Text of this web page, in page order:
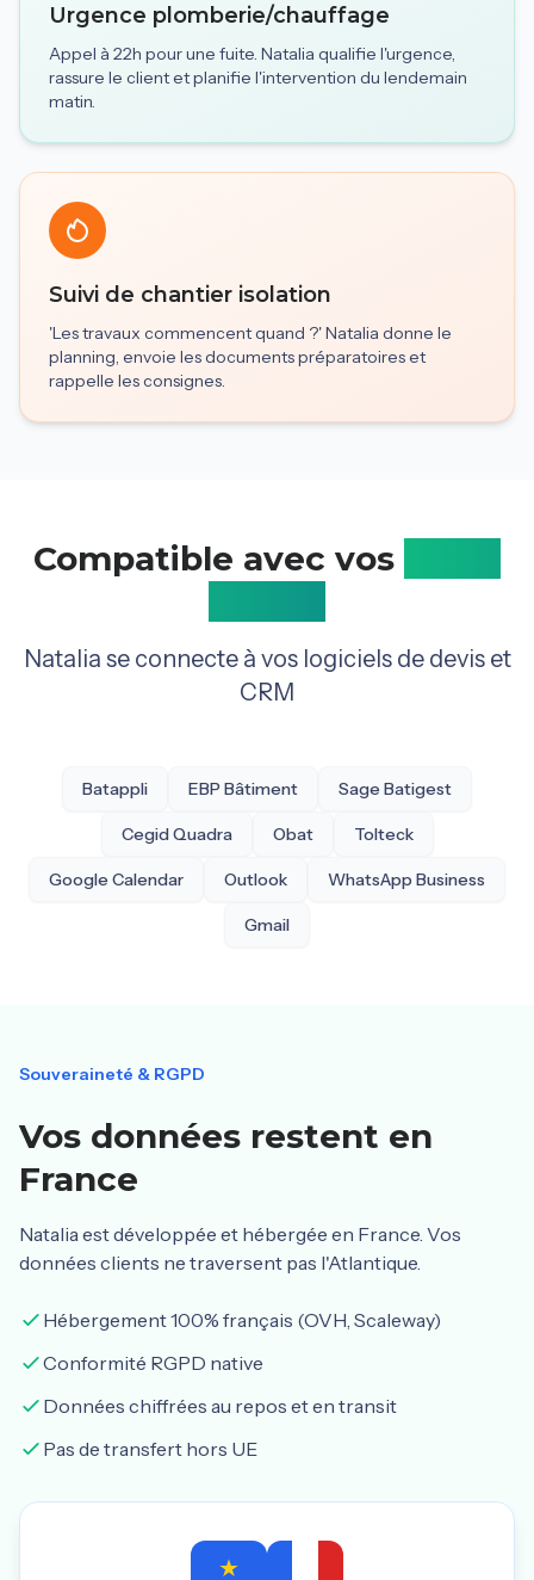
Urgence plomberie/chauffage
Appel à 22h pour une fuite. Natalia qualifie l'urgence,
rassure le client et planifie l'intervention du lendemain
matin.
Suivi de chantier isolation
'Les travaux commencent quand ?' Natalia donne le
planning, envoie les documents préparatoires et
rappelle les consignes.
Compatible avec vos
Natalia se connecte à vos logiciels de devis et
CRM
Batappli EBP Bâtiment Sage Batigest
Cegid Quadra Obat Tolteck
Google Calendar Outlook WhatsApp Business
Gmail
Souveraineté & RGPD
Vos données restent en
France
Natalia est développée et hébergée en France. Vos
données clients ne traversent pas l'Atlantique.
Hébergement 100% français (OVH, Scaleway)
Conformité RGPD native
Données chiffrées au repos et en transit
Pas de transfert hors UE